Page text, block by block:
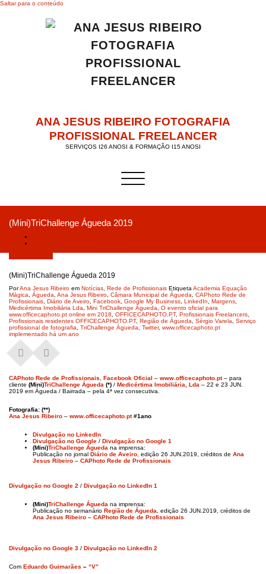
Saltar para o conteúdo
ANA JESUS RIBEIRO FOTOGRAFIA
PROFISSIONAL FREELANCER
SERVIÇOS I26 ANOSI & FORMAÇÃO I15 ANOSI
Alternar a navegação
(Mini)TriChallenge Águeda 2019
(Mini)TriChallenge Águeda 2019
PorAna Jesus Ribeiro em Notícias Rede de Profissionais Etiqueta Academia Equação
Mágica
Águeda Ana Jesus Ribeiro Câmara Municipal de Águeda
CAPhoto Rede de
Profissionais Diário de Aveiro Facebook Google My Business LinkedIn Margens
Medicértima Imobiliária Lda
Mini TriChallenge Águeda
O evento oficial para
www.officecaphoto.pt online em 2018
OFFICECAPHOTO.PT, Profissionais Freelancers
Profissionais residentes OFFICECAPHOTO.PT, Região de Águeda Sérgio Varela
Serviço
profissional de fotografia
TriChallenge Águeda Twitter, www.officecaphoto.pt
implementado há um ano
CAPhoto Rede de Profissionais Facebook Oficial – www.officecaphoto.pt– para
cliente (Mini)TriChallenge Águeda (*) / Medicértima Imobiliária, Lda – 22 e 23 JUN.
2019 em Águeda / Bairrada – pela 4ª vez consecutiva.
Fotografia: (**)
Ana Jesus Ribeiro – www.officecaphoto.pt#1ano
Divulgação no LinkedIn
Divulgação no Google / Divulgação no Google 1
(Mini)TriChallenge Águeda na imprensa:
Publicação no jornal Diário de Aveiro , edição 26 JUN.2019, créditos de Ana
Jesus Ribeiro – CAPhoto Rede de Profissionais
Divulgação no Google 2 / Divulgação no LinkedIn 1
(Mini)TriChallenge Águeda na imprensa:
Publicação no semanário Região de Águeda , edição 26 JUN.2019, créditos de
Ana Jesus Ribeiro – CAPhoto Rede de Profissionais
Divulgação no Google 3 / Divulgação no LinkedIn 2
Com Eduardo Guimarães – “V”